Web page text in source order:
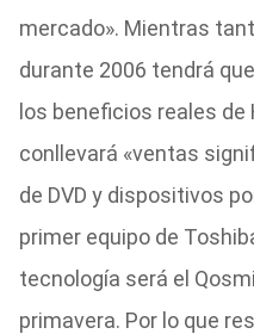
mercado». Mientras
durante 2006 tendrá
los beneficios reales de
conllevará «ventas
de DVD y dispositivos
primer equipo de
tecnología será el
primavera. Por lo que